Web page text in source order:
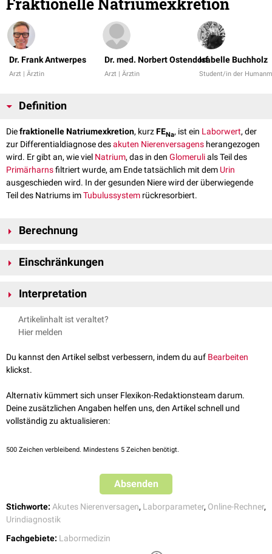
Dr. Frank Antwerpes
Arzt | Ärztin
Dr. med. Norbert Ostendorf
Arzt | Ärztin
Isabelle Buchholz
Student/in der
Definition
Diefraktionelle Natriumexkretion, kurzFENa, ist ein Laborwert, der
zur Differentialdiagnose desakuten Nierenversagens herangezogen
wird. Er gibt an, wie viel Natrium, das in den Glomerulials Teil des
Primärharnsfiltriert wurde, am Ende tatsächlich mit dem Urin
ausgeschieden wird. In der gesunden Niere wird der überwiegende
Teil des Natriums imTubulussystem rückresorbiert.
Berechnung
:Natrium im Urin
Na:Serumnatrium
Einschränkungen
liefert die fraktionelle Natriumexkretion keine zuverlässigen Ergebnisse.
Aussagekraft.
Interpretation
Na< 1 %: prärenales Nierenversagen mit Minderperfusion der Niere
Na
> 2 %: (intra)renales Nierenversagen mit verminderter
Artikelinhalt ist veraltet?
Hier melden
Du kannst den Artikel selbst verbessern, indem du auf Bearbeiten
klickst.
Alternativ kümmert sich unser Flexikon-Redaktionsteam darum.
Deine zusätzlichen Angaben helfen uns, den Artikel schnell und
vollständig zu aktualisieren:
500 Zeichen verbleibend. Mindestens 5 Zeichen benötigt.
Absenden
Stichworte: Akutes Nierenversagen, Laborparameter, Online-Rechner,
Urindiagnostik
Fachgebiete: Labormedizin